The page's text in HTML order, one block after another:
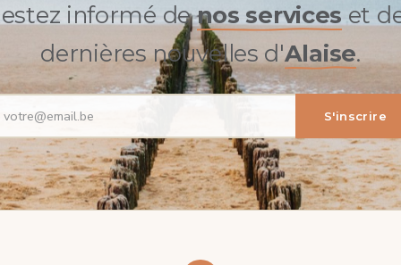
informé denos services et
dernières nouvelles d'Alaise.
S'inscrire